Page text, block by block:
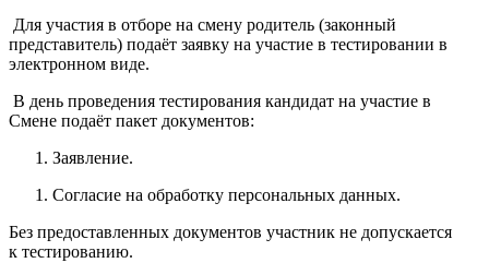
Для участия в отборе на смену родитель (законный
представитель) подаёт заявку на участие в тестировании в
электронном виде.
В день проведения тестирования кандидат на участие в
Смене подаёт пакет документов:
Заявление.
Согласие на обработку персональных данных.
Без предоставленных документов участник не допускается
к тестированию.